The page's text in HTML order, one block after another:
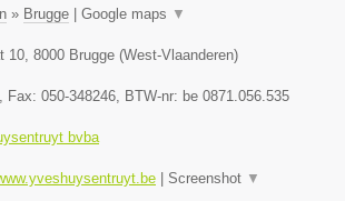
» Brugge Google maps ▼
10, 8000 Brugge (West-Vlaanderen)
, Fax: 050-348246, BTW-nr: be 0871.056.535
bvba
Screenshot ▼